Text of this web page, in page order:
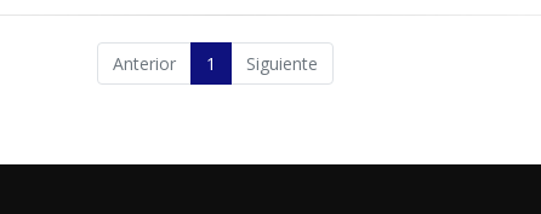
Anterior 1 Siguiente